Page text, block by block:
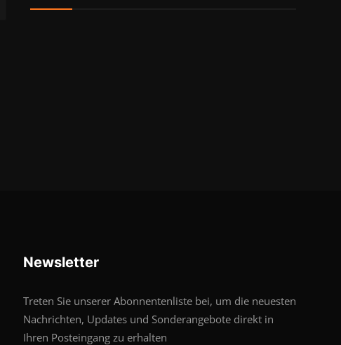
Newsletter
Treten Sie unserer Abonnentenliste bei, um die neuesten
Nachrichten, Updates und Sonderangebote direkt in
Ihren Posteingang zu erhalten